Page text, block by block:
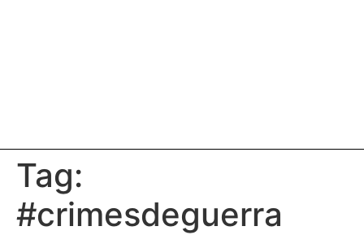
Tag:
#crimesdeguerra